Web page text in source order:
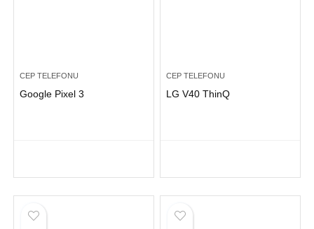
CEP TELEFONU
Google Pixel 3
CEP TELEFONU
LG V40 ThinQ